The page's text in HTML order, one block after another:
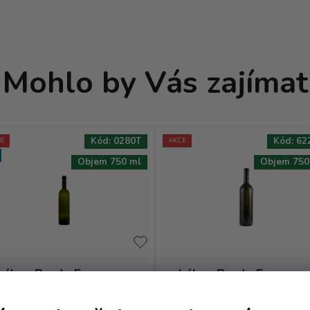
Mohlo by Vás zajímat
Bordo Europea -
Objem 750 ml
Kód: 0280T AKCE
Láhev Bordo Europea
Objem
Kód: